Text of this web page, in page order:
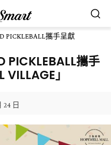
PICKLEBALL攜手呈獻
PICKLEBALL攜手
」
24 日